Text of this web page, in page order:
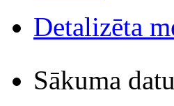
Detalizēta
Sākuma